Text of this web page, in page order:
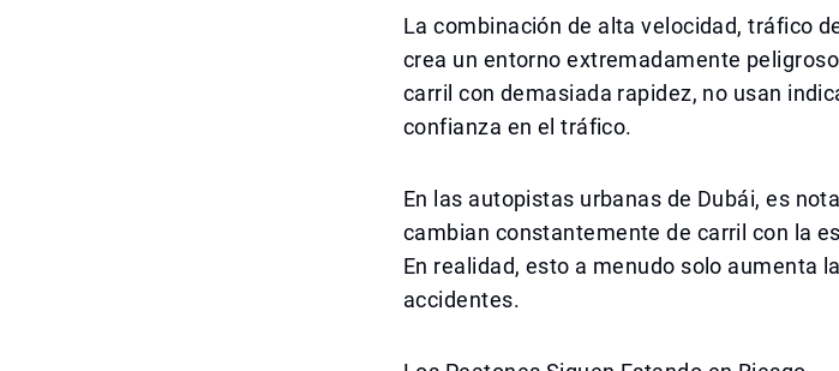
La combinación de alta velocidad, tráfico
crea un entorno extremadamente
carril con demasiada rapidez, no usan
confianza en el tráfico.
En las autopistas urbanas de Dubái, es
cambian constantemente de carril con la
En realidad, esto a menudo solo aumenta
accidentes.